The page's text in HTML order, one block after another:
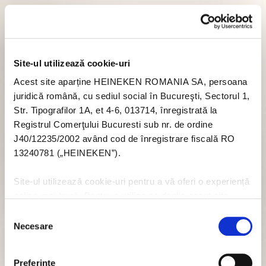
Site-ul utilizează cookie-uri
Acest site aparține HEINEKEN ROMANIA SA, persoana
juridică română, cu sediul social în Bucureşti, Sectorul 1,
Str. Tipografilor 1A, et 4-6, 013714, înregistrată la
Registrul Comerţului Bucuresti sub nr. de ordine
J40/12235/2002 având cod de înregistrare fiscală RO
13240781 („HEINEKEN”).
Site-ul utilizează cookie-uri pentru a vă oferi o experiență
acceptați cookie-uri în legătură cu utilizarea acestui site
nu trebuie să acceptați cookie-uri prin intermediul banner-
ului pop-up, sau puteți să dezactivați cookie-urile - dar
consimțământului
Necesare
Preferinţe